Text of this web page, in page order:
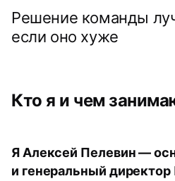
Решение команды
если оно хуже
Кто я и чем
Я Алексей Пелевин —
и генеральный директор